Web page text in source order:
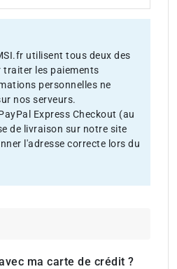
utilisent tous deux des
traiter les paiements
personnelles ne
nos serveurs.
Express Checkout (au
de livraison sur notre site
l'adresse correcte lors du
ma carte de crédit ?